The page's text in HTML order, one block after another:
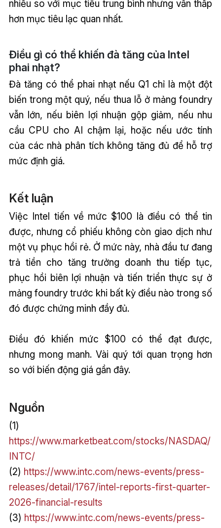
nhiều so với mục tiêu trung bình nhưng vẫn thấp
hơn mục tiêu lạc quan nhất.
Điều gì có thể khiến đà tăng của Intel
phai nhạt?
Đà tăng có thể phai nhạt nếu Q1 chỉ là một đột
biến trong một quý, nếu thua lỗ ở mảng foundry
vẫn lớn, nếu biên lợi nhuận gộp giảm, nếu nhu
cầu CPU cho AI chậm lại, hoặc nếu ước tính
của các nhà phân tích không tăng đủ để hỗ trợ
mức định giá.
Kết luận
Việc Intel tiến về mức $100 là điều có thể tin
được, nhưng cổ phiếu không còn giao dịch như
một vụ phục hồi rẻ. Ở mức này, nhà đầu tư đang
trả tiền cho tăng trưởng doanh thu tiếp tục,
phục hồi biên lợi nhuận và tiến triển thực sự ở
mảng foundry trước khi bất kỳ điều nào trong số
đó được chứng minh đầy đủ.
Điều đó khiến mức $100 có thể đạt được,
nhưng mong manh. Vài quý tới quan trọng hơn
so với biến động giá gần đây.
Nguồn
(1)
https://www.marketbeat.com/stocks/NASDAQ/
INTC/
(2) https://www.intc.com/news-events/press-
releases/detail/1767/intel-reports-first-quarter-
2026-financial-results
(3) https://www.intc.com/news-events/press-